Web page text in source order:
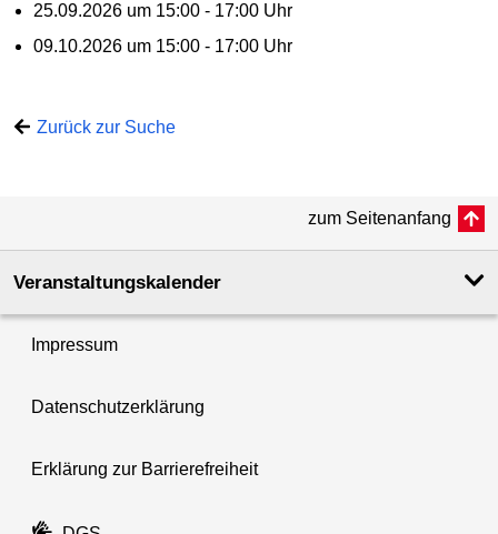
25.09.2026 um 15:00 - 17:00 Uhr
09.10.2026 um 15:00 - 17:00 Uhr
Zurück zur Suche
zum Seitenanfang
Veranstaltungskalender
Impressum
Datenschutzerklärung
Erklärung zur Barrierefreiheit